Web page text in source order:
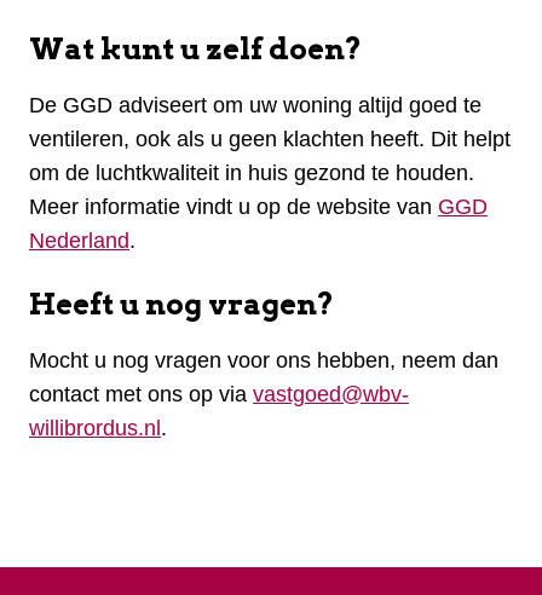
Wat kunt u zelf doen?
De GGD adviseert om uw woning altijd goed te
ventileren, ook als u geen klachten heeft. Dit helpt
om de luchtkwaliteit in huis gezond te houden.
Meer informatie vindt u op de website van GGD
Nederland.
Heeft u nog vragen?
Mocht u nog vragen voor ons hebben, neem dan
contact met ons op via vastgoed@wbv-
willibrordus.nl .